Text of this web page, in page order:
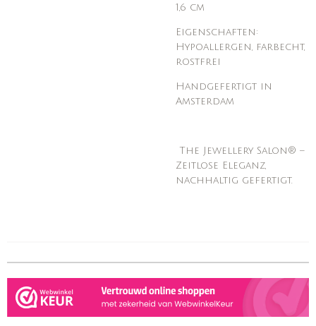
1,6 cm
Eigenschaften:
Hypoallergen, farbecht,
rostfrei
Handgefertigt in
Amsterdam
The Jewellery Salon® –
Zeitlose Eleganz,
nachhaltig gefertigt.